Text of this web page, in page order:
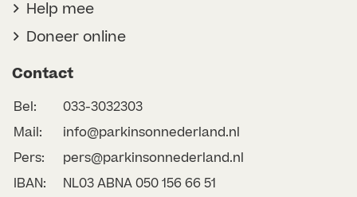
Help mee
Doneer online
Contact
Bel:
033-3032303
Mail:
info@parkinsonnederland.nl
Pers:
pers@parkinsonnederland.nl
IBAN:
NL03 ABNA 050 156 66 51